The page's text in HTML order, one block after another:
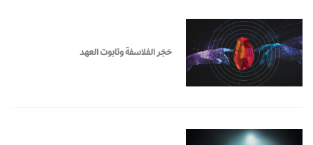
حَجَر الفلاسفة وتابوت العهد